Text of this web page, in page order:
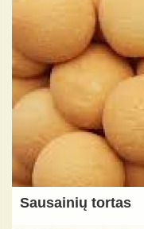
Sausainių tortas